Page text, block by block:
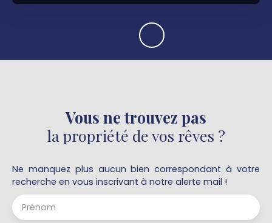
Vous ne trouvez pas
la propriété de vos rêves ?
Ne manquez plus aucun bien correspondant à votre
recherche en vous inscrivant à notre alerte mail !
Prénom